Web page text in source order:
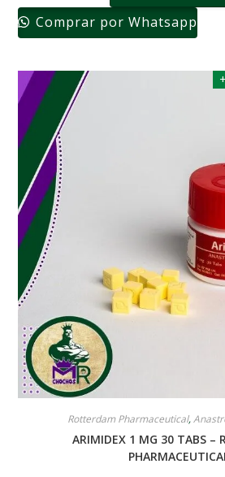
Comprar por Whatsapp
Rotterdam Pharmaceutical,
ARIMIDEX 1 MG 30 TABS –